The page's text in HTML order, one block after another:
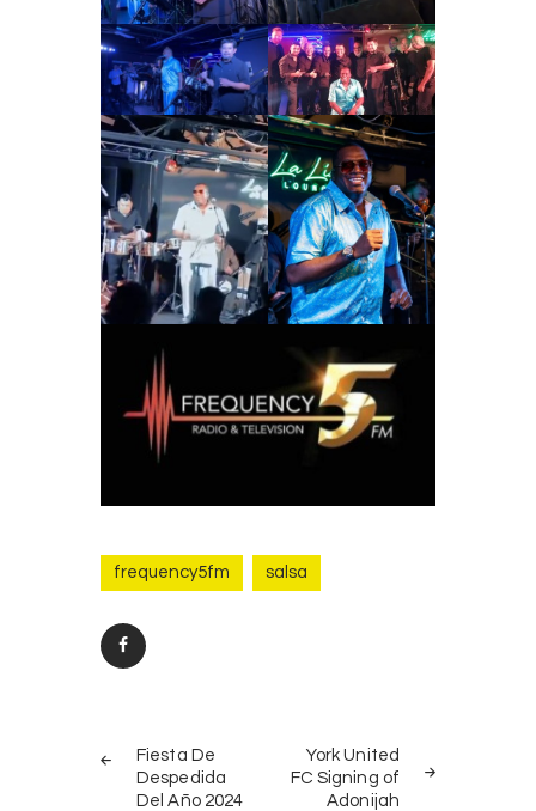
frequency5fm salsa
navigation
POST
Fiesta De
Despedida
Del Año 2024
York United
FC Signing of
Adonijah